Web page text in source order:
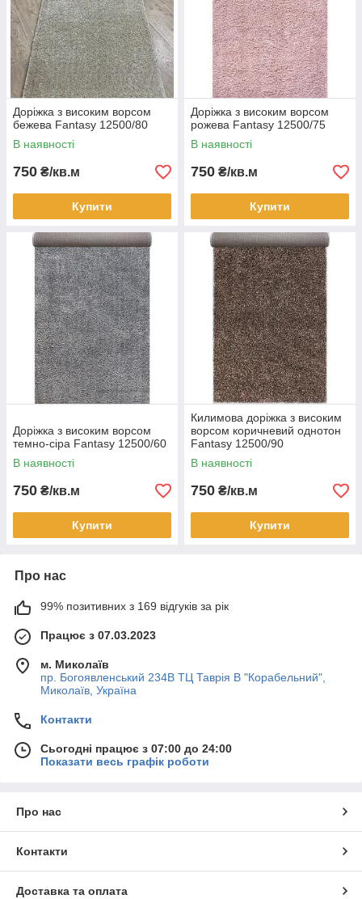
Доріжка з високим ворсом
бежева Fantasy 12500/80
В наявності
750 ₴/кв.м
Купити
Доріжка з високим ворсом
рожева Fantasy 12500/75
В наявності
750 ₴/кв.м
Купити
Доріжка з високим ворсом
темно-сіра Fantasy 12500/60
В наявності
750 ₴/кв.м
Купити
Килимова доріжка з високим
ворсом коричневий однотон
Fantasy 12500/90
В наявності
750 ₴/кв.м
Купити
Про нас
99% позитивних з 169 відгуків за рік
Працює з 07.03.2023
м. Миколаїв
пр. Богоявленський 234В ТЦ Таврія В "Корабельний",
Миколаїв, Україна
Контакти
Сьогодні працює з 07:00 до 24:00
Показати весь графік роботи
Про нас
Контакти
Доставка та оплата